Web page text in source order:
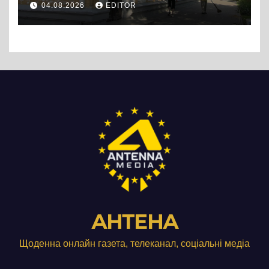
04.08.2026 EDITOR
АНТЕНА
Щоденна онлайн газета, телеканал, соціальні медіа